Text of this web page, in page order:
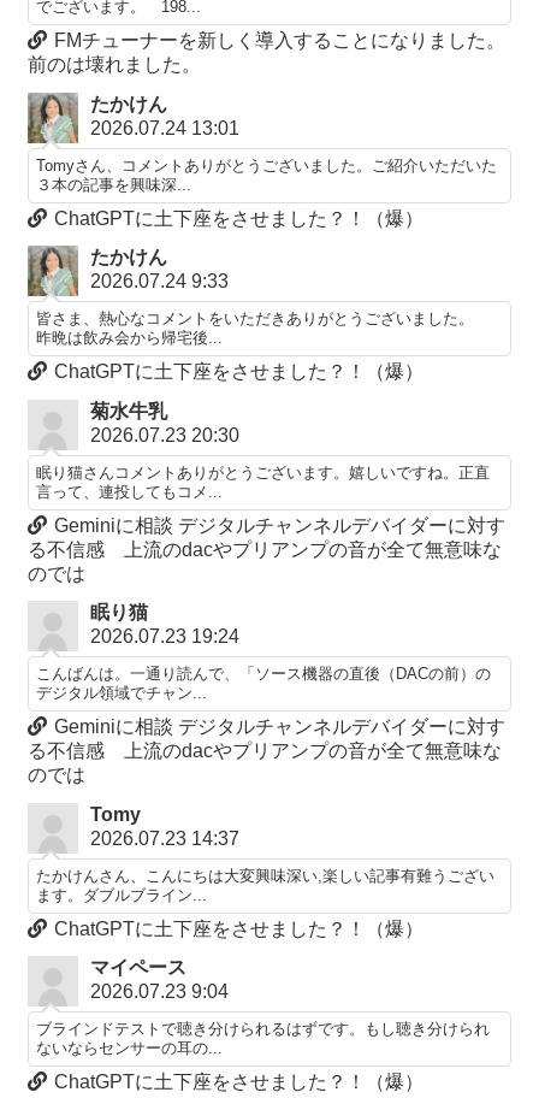
でございます。 198...
FMチューナーを新しく導入することになりました。
前のは壊れました。
たかけん
2026.07.24 13:01
Tomyさん、コメントありがとうございました。ご紹介いただいた
３本の記事を興味深...
ChatGPTに土下座をさせました？！（爆）
たかけん
2026.07.24 9:33
皆さま、熱心なコメントをいただきありがとうございました。
昨晩は飲み会から帰宅後...
ChatGPTに土下座をさせました？！（爆）
菊水牛乳
2026.07.23 20:30
眠り猫さんコメントありがとうございます。嬉しいですね。正直
言って、連投してもコメ...
Geminiに相談 デジタルチャンネルデバイダーに対す
る不信感 上流のdacやプリアンプの音が全て無意味な
のでは
眠り猫
2026.07.23 19:24
こんばんは。一通り読んで、「ソース機器の直後（DACの前）の
デジタル領域でチャン...
Geminiに相談 デジタルチャンネルデバイダーに対す
る不信感 上流のdacやプリアンプの音が全て無意味な
のでは
Tomy
2026.07.23 14:37
たかけんさん、こんにちは大変興味深い,楽しい記事有難うござい
ます。ダブルブライン...
ChatGPTに土下座をさせました？！（爆）
マイペース
2026.07.23 9:04
ブラインドテストで聴き分けられるはずです。もし聴き分けられ
ないならセンサーの耳の...
ChatGPTに土下座をさせました？！（爆）